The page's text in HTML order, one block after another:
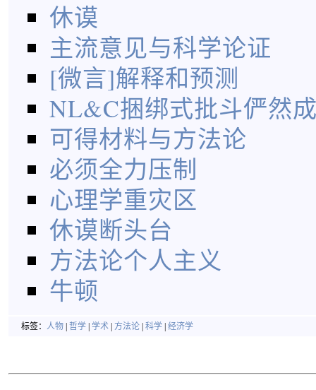
休谟
主流意见与科学论证
[微言]解释和预测
NL&C捆绑式批斗俨然
可得材料与方法论
必须全力压制
心理学重灾区
休谟断头台
方法论个人主义
牛顿
标签： 人物 哲学 学术 方法论 科学 经济学